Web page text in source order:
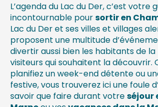
L’agenda du Lac du Der, c’est votre
incontournable poursortir en
Lac du Der et ses villes et villages
proposent une multitude
divertir aussi bien les habitants de la
visiteurs qui souhaitent la découvrir.
planifiez un week-end détente ou
festive, vous trouverez ici une foule
savoir que faire durant votreséjour